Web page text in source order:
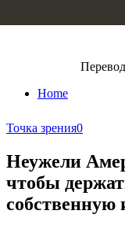
Home
Точка зрения0
Неужели
чтобы
собственную